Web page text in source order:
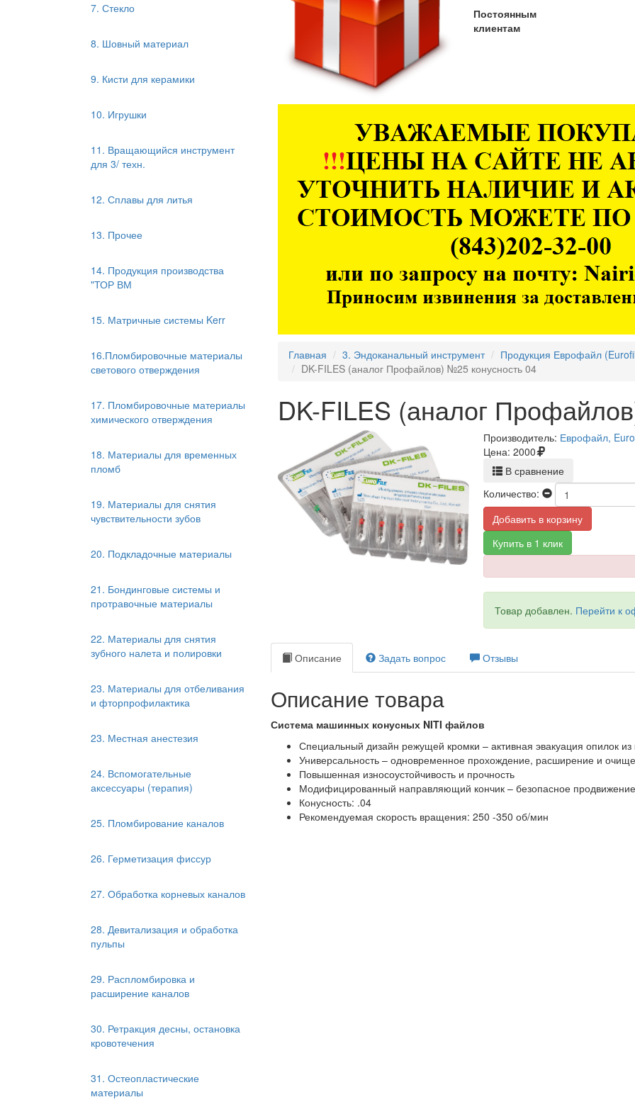
7. Стекло
8. Шовный материал
9. Кисти для керамики
10. Игрушки
11. Вращающийся инструмент
для 3/ техн.
12. Сплавы для литья
13. Прочее
14. Продукция производства
"ТОР ВМ
15. Матричные системы Kerr
16.Пломбировочные материалы
светового отверждения
17. Пломбировочные материалы
химического отверждения
18. Материалы для временных
пломб
19. Материалы для снятия
чувствительности зубов
20. Подкладочные материалы
21. Бондинговые системы и
протравочные материалы
22. Материалы для снятия
зубного налета и полировки
23. Материалы для отбеливания
и фторпрофилактика
23. Местная анестезия
24. Вспомогательные
аксессуары (терапия)
25. Пломбирование каналов
26. Герметизация фиссур
27. Обработка корневых каналов
28. Девитализация и обработка
пульпы
29. Распломбировка и
расширение каналов
30. Ретракция десны, остановка
кровотечения
31. Остеопластические
материалы
Постоянным
клиентам
Главная 3. Эндоканальный инструмент Продукция Еврофайл
DK-FILES (аналог Профайлов) №25 конусность 04
DK-FILES (аналог
Производитель: Еврофайл,
Цена: 2000
В сравнение
Количество:
Добавить в корзину
Купить в 1 клик
Товар добавлен. Перейти к
Описание Задать вопрос Отзывы
Описание товара
Система машинных конусных NITI файлов
Специальный дизайн режущей кромки – активная эвакуация опилок из
Универсальность – одновременное прохождение, расширение и
Повышенная износоустойчивость и прочность
Модифицированный направляющий кончик – безопасное продвижение
Конусность: .04
Рекомендуемая скорость вращения: 250 -350 об/мин